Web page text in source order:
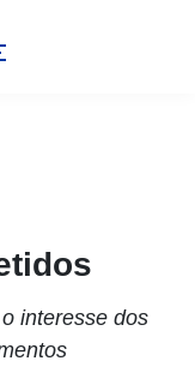
interesse dos